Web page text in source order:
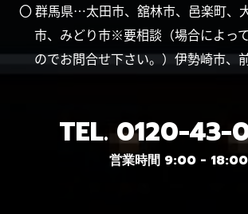
〇 群馬県…太田市、舘林市、邑楽町、
市、みどり市※要相談（場合によっ
のでお問合せ下さい。）伊勢崎市、
TEL. 0120-43-
営業時間 9:00 - 18:00